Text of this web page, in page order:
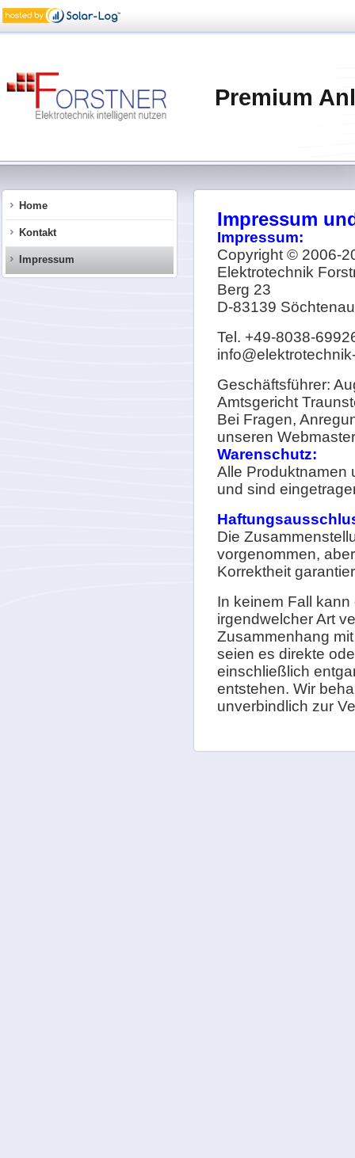
Premium
Home
Kontakt
Impressum
Impressum
Impressum:
Copyright © 2006-
Elektrotechnik
Berg 23
D-83139 Söchtenau
Tel. +49-8038-
Geschäftsführer:
Amtsgericht
Bei Fragen,
unseren
Warenschutz:
Alle Produktnamen
und sind
Die
vorgenommen,
Korrektheit
In keinem Fall
irgendwelcher Art
Zusammenhang
seien es direkte
einschließlich
entstehen. Wir
unverbindlich zur